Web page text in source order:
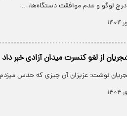
لوگو و عدم موافقت دستگاه‌ها،…
از لغو کنسرت میدان آزادی خبر داد
نوشت: عزیزان آن چیزی که حدس